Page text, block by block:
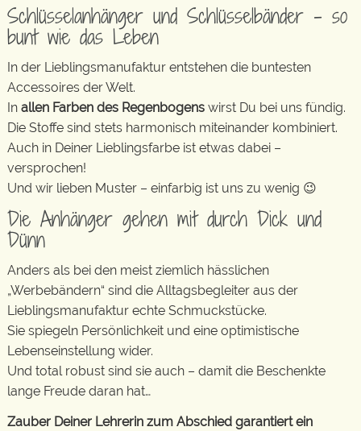
Schlüsselanhänger und Schlüsselbänder – so
bunt wie das Leben
In der Lieblingsmanufaktur entstehen die buntesten
Accessoires der Welt.
In allen Farben des Regenbogens wirst Du bei uns fündig.
Die Stoffe sind stets harmonisch miteinander kombiniert.
Auch in Deiner Lieblingsfarbe ist etwas dabei –
versprochen!
Und wir lieben Muster – einfarbig ist uns zu wenig 😉
Die Anhänger gehen mit durch Dick und
Dünn
Anders als bei den meist ziemlich hässlichen
„Werbebändern“ sind die Alltagsbegleiter aus der
Lieblingsmanufaktur echte Schmuckstücke.
Sie spiegeln Persönlichkeit und eine optimistische
Lebenseinstellung wider.
Und total robust sind sie auch – damit die Beschenkte
lange Freude daran hat…
Zauber Deiner Lehrerin zum Abschied garantiert ein